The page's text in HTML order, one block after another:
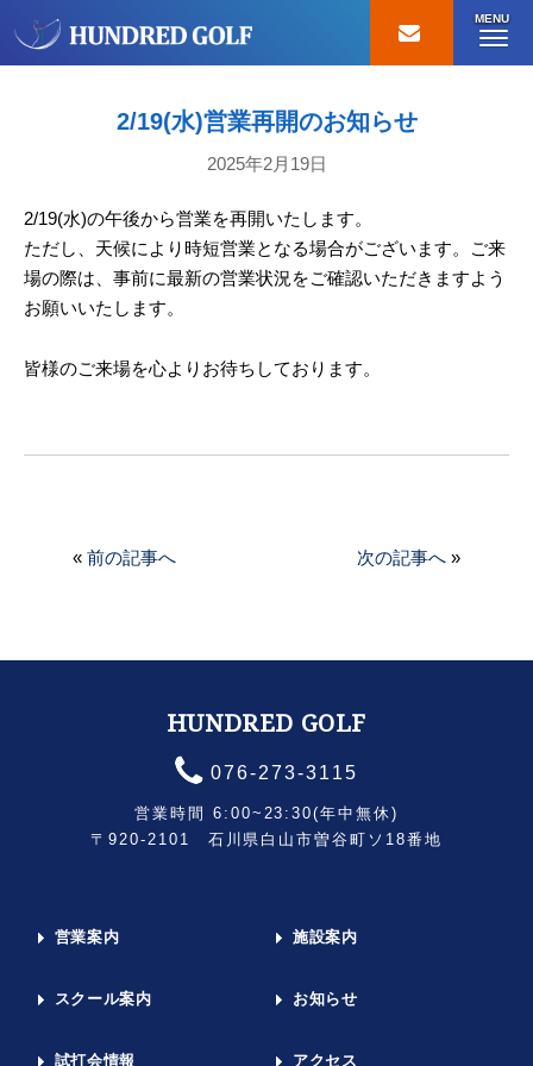
MENU
2/19(水)営業再開のお知らせ
2025年2月19日
2/19(水)の午後から営業を再開いたします。
ただし、天候により時短営業となる場合がございます。ご来
場の際は、事前に最新の営業状況をご確認いただきますよう
お願いいたします。
皆様のご来場を心よりお待ちしております。
«前の記事へ 次の記事へ»
HUNDRED GOLF
076-273-3115
営業時間 6:00~23:30(年中無休)
〒920-2101 石川県白山市曽谷町ソ18番地
営業案内 施設案内
スクール案内 お知らせ
試打会情報 アクセス